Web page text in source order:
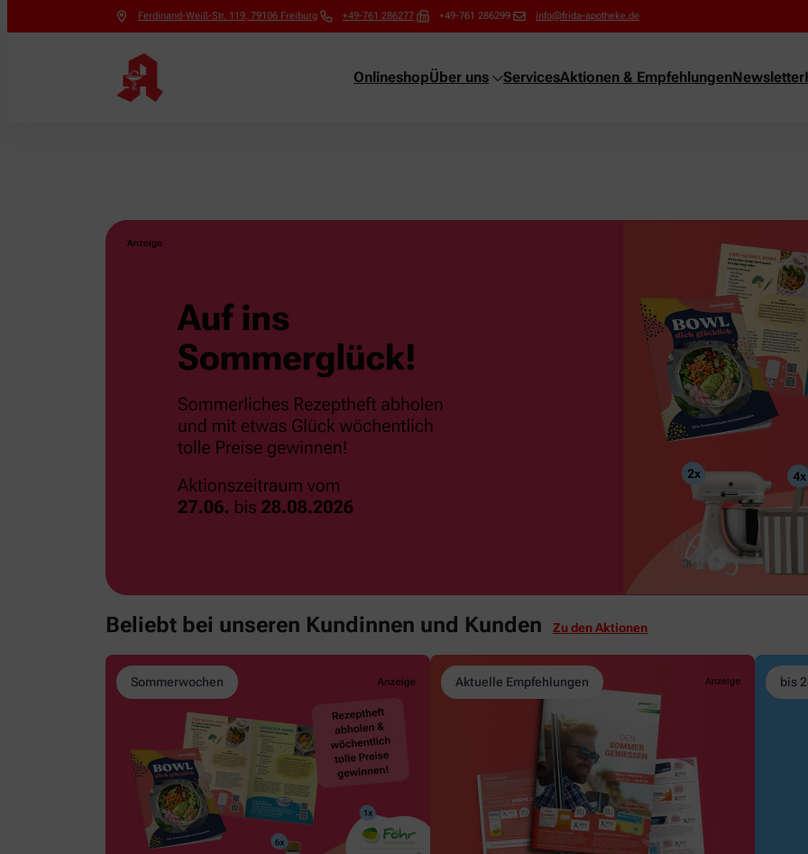
Ferdinand-Weiß-Str. 119, 79106 Freiburg +49-761 286277 +49-761 286299 info@frida-apotheke.de
OnlineshopÜber uns ServicesAktionen & EmpfehlungenNewsletter
Beliebt bei unseren Kundinnen und Kunden Zu den Aktionen
Sommerwochen Aktuelle Empfehlungen bis